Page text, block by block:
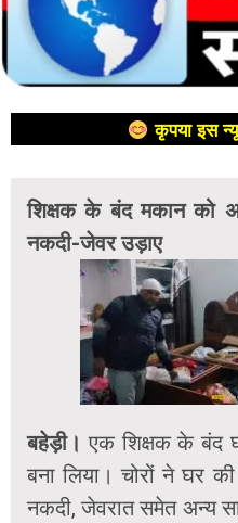
कृपया इस
शिक्षक के बंद मकान को
नकदी-जेवर उड़ाए
बहेड़ी। एक शिक्षक के बंद
बना लिया। चोरों ने घर
नकदी, जेवरात समेत अन्य